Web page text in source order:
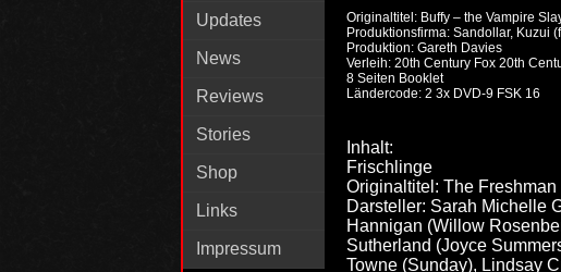
Updates
News
Reviews
Stories
Shop
Links
Impressum
Originaltitel: Buffy – the Vampire
Produktionsfirma: Sandollar, Kuzui
Produktion: Gareth Davies
Verleih: 20th Century Fox 20th
8 Seiten Booklet
Ländercode: 2 3x DVD-9 FSK 16
Inhalt:
Frischlinge
Originaltitel: The Freshman
Darsteller: Sarah Michelle
Hannigan (Willow
Sutherland (Joyce
Towne (Sunday), Lindsay